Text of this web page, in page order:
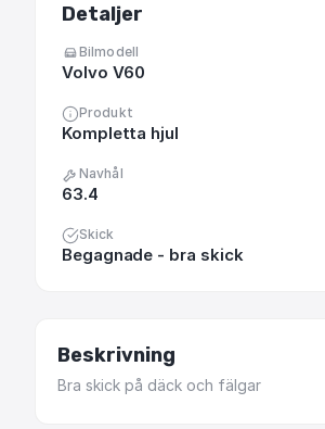
Detaljer
Bilmodell
Volvo V60
Produkt
Kompletta hjul
Navhål
63.4
Skick
Begagnade - bra skick
Beskrivning
Bra skick på däck och fälgar